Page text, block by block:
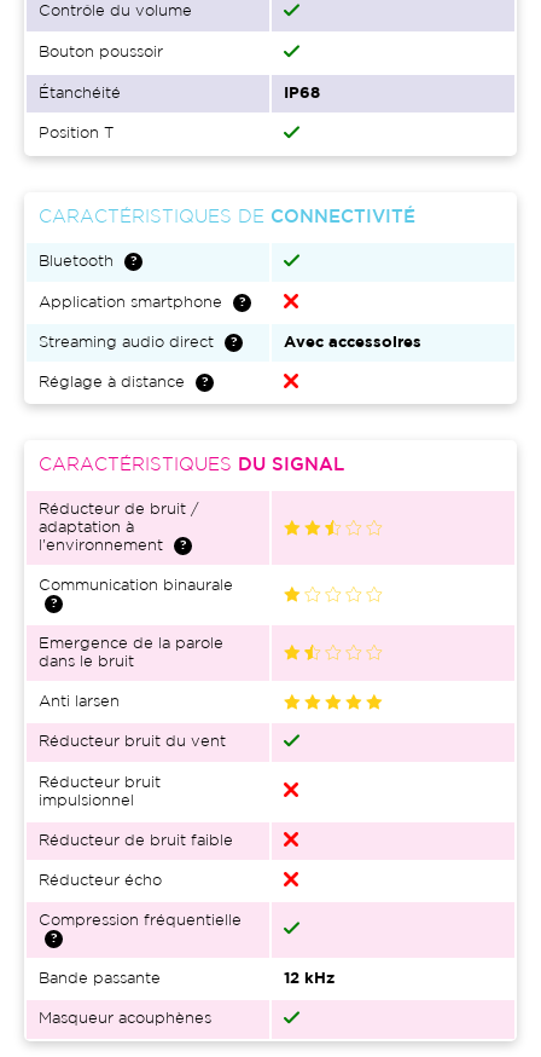
Contrôle du volume
Bouton poussoir
Étanchéité IP68
Position T
CARACTÉRISTIQUES DE CONNECTIVITÉ
Bluetooth
Application smartphone
Streaming audio direct Avec accessoires
Réglage à distance
CARACTÉRISTIQUES DU SIGNAL
Réducteur de bruit /
adaptation à
l'environnement
Communication binaurale
Emergence de la parole
dans le bruit
Anti larsen
Réducteur bruit du vent
Réducteur bruit
impulsionnel
Réducteur de bruit faible
Réducteur écho
Compression fréquentielle
Bande passante 12 kHz
Masqueur acouphènes